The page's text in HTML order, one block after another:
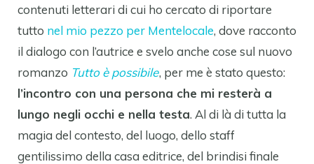
contenuti letterari di cui ho cercato di riportare
tutto nel mio pezzo per Mentelocale, dove racconto
il dialogo con l’autrice e svelo anche cose sul nuovo
romanzo Tutto è possibile, per me è stato questo:
l’incontro con una persona che mi resterà a
lungo negli occhi e nella testa. Al di là di tutta la
magia del contesto, del luogo, dello staff
gentilissimo della casa editrice, del brindisi finale